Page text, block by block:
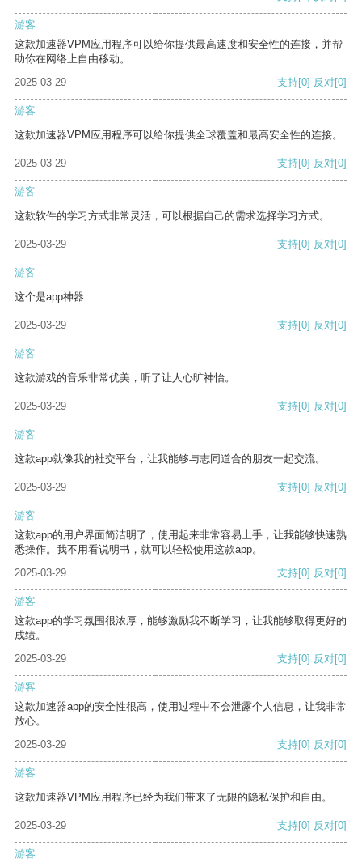
游客
这款加速器VPM应用程序可以给你提供最高速度和安全性的连接，并帮
助你在网络上自由移动。
2025-03-29
支持[0] 反对[0]
游客
这款加速器VPM应用程序可以给你提供全球覆盖和最高安全性的连接。
2025-03-29 支持[0] 反对[0]
游客
这款软件的学习方式非常灵活，可以根据自己的需求选择学习方式。
2025-03-29 支持[0] 反对[0]
游客
这个是app神器
2025-03-29 支持[0] 反对[0]
游客
这款游戏的音乐非常优美，听了让人心旷神怡。
2025-03-29 支持[0] 反对[0]
游客
这款app就像我的社交平台，让我能够与志同道合的朋友一起交流。
2025-03-29 支持[0] 反对[0]
游客
这款app的用户界面简洁明了，使用起来非常容易上手，让我能够快速熟
悉操作。我不用看说明书，就可以轻松使用这款app。
2025-03-29
支持[0] 反对[0]
游客
这款app的学习氛围很浓厚，能够激励我不断学习，让我能够取得更好的
成绩。
2025-03-29
支持[0] 反对[0]
游客
这款加速器app的安全性很高，使用过程中不会泄露个人信息，让我非常
放心。
2025-03-29
支持[0] 反对[0]
游客
这款加速器VPM应用程序已经为我们带来了无限的隐私保护和自由。
2025-03-29 支持[0] 反对[0]
游客